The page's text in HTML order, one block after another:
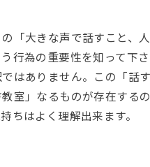
「大きな声で話すこと、
行為の重要性を知って下
はありません。この「話
室」なるものが存在する
ちはよく理解出来ます。